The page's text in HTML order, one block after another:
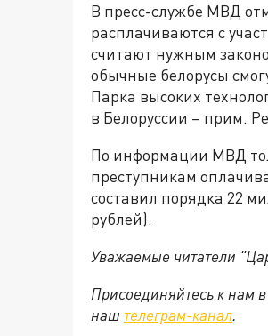
В пресс-службе МВД
расплачиваются с
считают нужным
обычные белорусы
Парка высоких
в Белоруссии – прим.
По информации МВД
преступникам
составил порядка 22
рублей).
Уважаемые читатели
Присоединяйтесь к нам
наш телеграм-канал.